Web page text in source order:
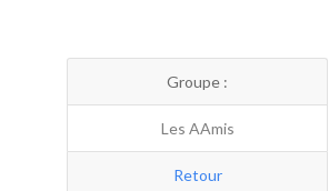
Groupe :
Les AAmis
Retour